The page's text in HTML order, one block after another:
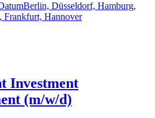
Berlin, Düsseldorf, Hamburg,
Frankfurt, Hannover
Investment
(m/w/d)